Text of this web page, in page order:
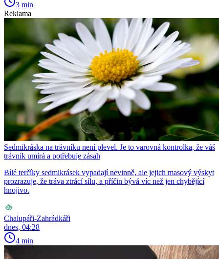
3 min
Reklama
Sedmikráska na trávníku není plevel. Je to varovná kontrolka, že váš
trávník umírá a potřebuje zásah
Bílé terčíky sedmikrásek vypadají nevinně, ale jejich masový výskyt
prozrazuje, že tráva ztrácí sílu, a příčin bývá víc než jen chybějící
hnojivo.
Chalupáři-Zahrádkáři
dnes, 04:28
4 min